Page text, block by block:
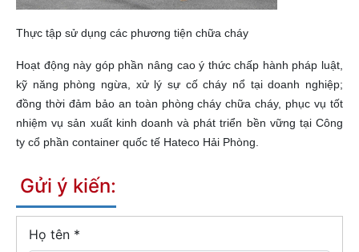
Thực tập sử dụng các phương tiện chữa cháy
Hoạt động này góp phần nâng cao ý thức chấp hành pháp luật,
kỹ năng phòng ngừa, xử lý sự cố cháy nổ tại doanh nghiệp;
đồng thời đảm bảo an toàn phòng cháy chữa cháy, phục vụ tốt
nhiệm vụ sản xuất kinh doanh và phát triển bền vững tại Công
ty cổ phần container quốc tế Hateco Hải Phòng.
Gửi ý kiến:
Họ tên *